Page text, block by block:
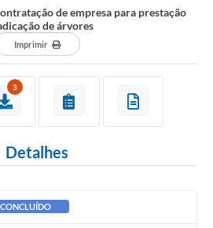
de empresa para prestação
de árvores
Imprimir
3
Detalhes
CONCLUÍDO